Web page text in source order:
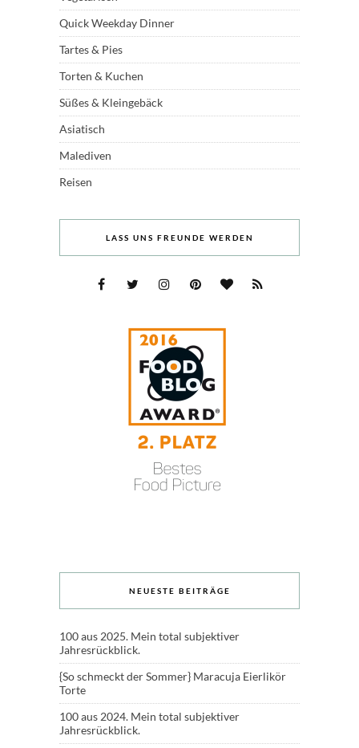
Quick Weekday Dinner
Tartes & Pies
Torten & Kuchen
Süßes & Kleingebäck
Asiatisch
Malediven
Reisen
LASS UNS FREUNDE WERDEN
NEUESTE BEITRÄGE
100 aus 2025. Mein total subjektiver
Jahresrückblick.
{So schmeckt der Sommer} Maracuja Eierlikör
Torte
100 aus 2024. Mein total subjektiver
Jahresrückblick.